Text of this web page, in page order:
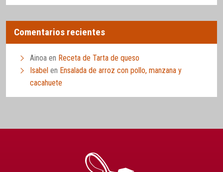
Comentarios recientes
Ainoa en Receta de Tarta de queso
Isabel en Ensalada de arroz con pollo, manzana y
cacahuete